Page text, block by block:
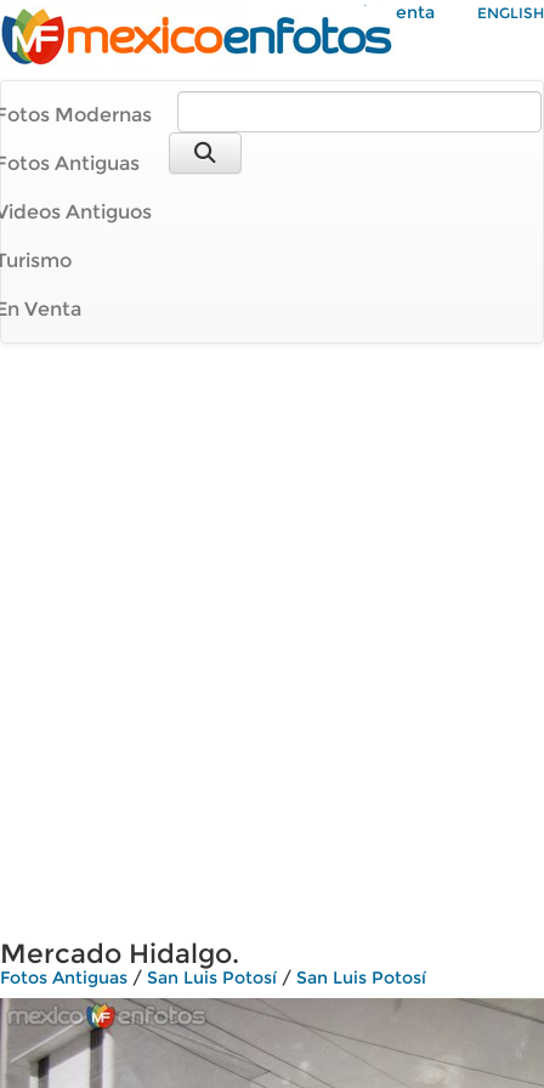
Mi Cuenta ENGLISH
Modernas
Antiguas
Antiguos
Venta
Mercado Hidalgo.
Fotos Antiguas / San Luis Potosí / San Luis Potosí